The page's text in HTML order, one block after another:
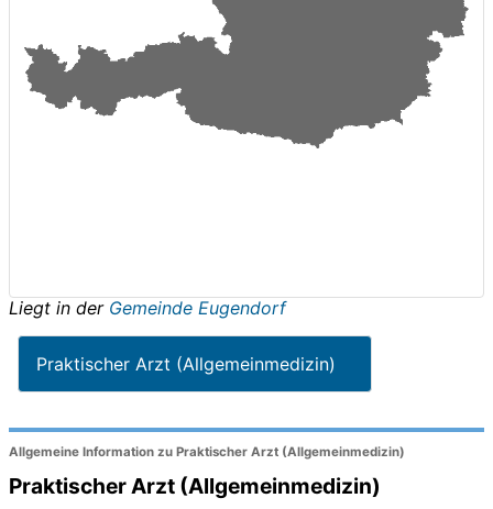
Liegt in der Gemeinde Eugendorf
Praktischer Arzt (Allgemeinmedizin)
Allgemeine Information zu Praktischer Arzt (Allgemeinmedizin)
Praktischer Arzt (Allgemeinmedizin)